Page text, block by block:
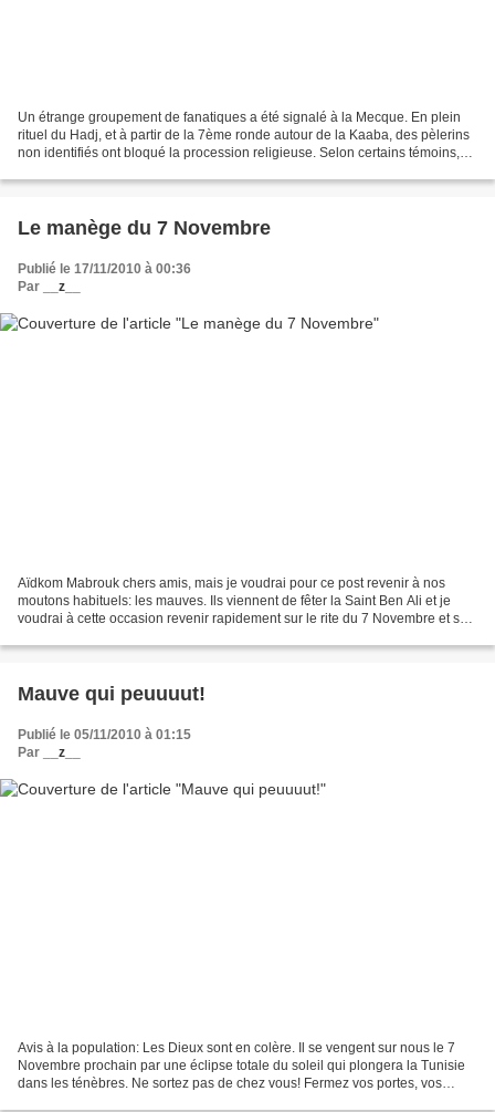
Un étrange groupement de fanatiques a été signalé à la Mecque. En plein
rituel du Hadj, et à partir de la 7ème ronde autour de la Kaaba, des pèlerins
non identifiés ont bloqué la procession religieuse. Selon certains témoins,
Le manège du 7 Novembre
Publié le 17/11/2010 à 00:36
Par
__z__
Aïdkom Mabrouk chers amis, mais je voudrai pour ce post revenir à nos
moutons habituels: les mauves. Ils viennent de fêter la Saint Ben Ali et je
voudrai à cette occasion revenir rapidement sur le rite du 7 Novembre et son
Mauve qui peuuuut!
Publié le 05/11/2010 à 01:15
Par
__z__
Avis à la population: Les Dieux sont en colère. Il se vengent sur nous le 7
Novembre prochain par une éclipse totale du soleil qui plongera la Tunisie
dans les ténèbres. Ne sortez pas de chez vous! Fermez vos portes, vos